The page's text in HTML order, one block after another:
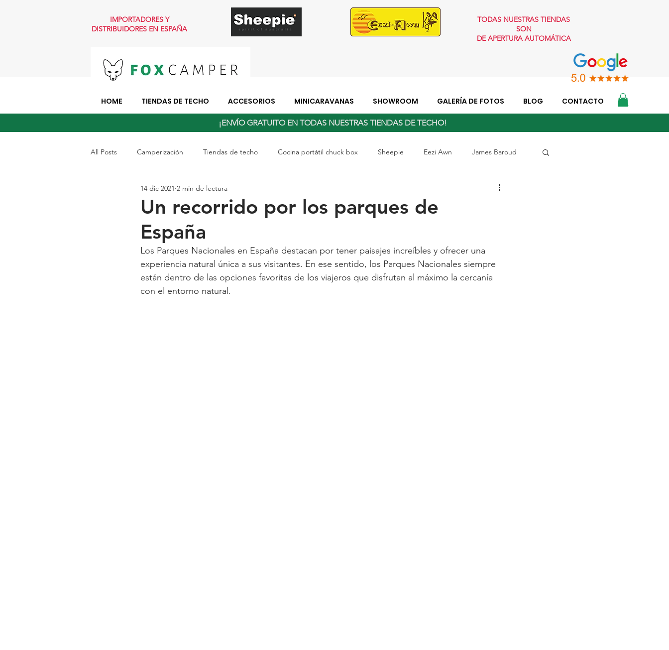
IMPORTADORES Y
DISTRIBUIDORES EN ESPAÑA
TODAS NUESTRAS TIENDAS
SON
DE APERTURA AUTOMÁTICA
¡ENVÍO GRATUITO EN TODAS NUESTRAS TIENDAS DE TECHO!
All Posts Camperización Tiendas de techo Cocina portátil chuck box Sheepie Eezi Awn James Baroud
Tiendas tapa blanda Tiendas cubierta Blanda
Un recorrido por los parques de
España
14 dic 2021 2 min de lectura
Los Parques Nacionales en España destacan por tener paisajes increíbles y ofrecer una
experiencia natural única a sus visitantes. En ese sentido, los Parques Nacionales siempre
están dentro de las opciones favoritas de los viajeros que disfrutan al máximo la cercanía
con el entorno natural.
HOME TIENDAS DE TECHO ACCESORIOS MINICARAVANAS SHOWROOM GALERÍA DE FOTOS BLOG CONTACTO